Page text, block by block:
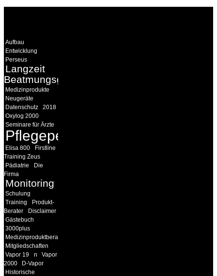
Aufbau
Entwicklung
Perseus
Langzeit
Beatmungsgeräte
Medizinprodukte
Neugeräte
Datenschutz
2018
Oxylog 2000
Seminare für Ärzte
Pflegepersonal
Elisa 800
Firstline
Training Zeus
Pädiatrie
Die
Firma
Monitoring
Schulung
Training
Produkt-
Berater
Disclaimer
Gästebuch
3000plus
Medizinproduktberater
Mitgliedschaften
Vapor 19
n
Vapor
2000
D-Vapor
Historische